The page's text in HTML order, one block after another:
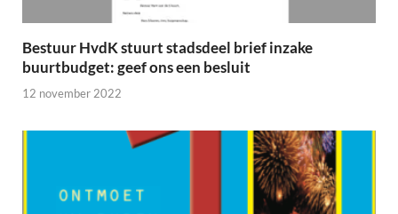
Bestuur HvdK stuurt stadsdeel brief inzake
buurtbudget: geef ons een besluit
12 november 2022